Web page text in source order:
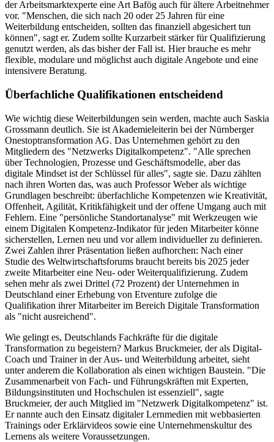
der Arbeitsmarktexperte eine Art Bafög auch für ältere Arbeitnehmer
vor. "Menschen, die sich nach 20 oder 25 Jahren für eine
Weiterbildung entscheiden, sollten das finanziell abgesichert tun
können", sagt er. Zudem sollte Kurzarbeit stärker für Qualifizierung
genutzt werden, als das bisher der Fall ist. Hier brauche es mehr
flexible, modulare und möglichst auch digitale Angebote und eine
intensivere Beratung.
Überfachliche Qualifikationen entscheidend
Wie wichtig diese Weiterbildungen sein werden, machte auch Saskia
Grossmann deutlich. Sie ist Akademieleiterin bei der Nürnberger
Onestoptransformation AG. Das Unternehmen gehört zu den
Mitgliedern des "Netzwerks Digitalkompetenz". "Alle sprechen
über Technologien, Prozesse und Geschäftsmodelle, aber das
digitale Mindset ist der Schlüssel für alles", sagte sie. Dazu zählten
nach ihren Worten das, was auch Professor Weber als wichtige
Grundlagen beschreibt: überfachliche Kompetenzen wie Kreativität,
Offenheit, Agilität, Kritikfähigkeit und der offene Umgang auch mit
Fehlern. Eine "persönliche Standortanalyse" mit Werkzeugen wie
einem Digitalen Kompetenz-Indikator für jeden Mitarbeiter könne
sicherstellen, Lernen neu und vor allem individueller zu definieren.
Zwei Zahlen ihrer Präsentation ließen aufhorchen: Nach einer
Studie des Weltwirtschaftsforums braucht bereits bis 2025 jeder
zweite Mitarbeiter eine Neu- oder Weiterqualifizierung. Zudem
sehen mehr als zwei Drittel (72 Prozent) der Unternehmen in
Deutschland einer Erhebung von Etventure zufolge die
Qualifikation ihrer Mitarbeiter im Bereich Digitale Transformation
als "nicht ausreichend".
Wie gelingt es, Deutschlands Fachkräfte für die digitale
Transformation zu begeistern? Markus Bruckmeier, der als Digital-
Coach und Trainer in der Aus- und Weiterbildung arbeitet, sieht
unter anderem die Kollaboration als einen wichtigen Baustein. "Die
Zusammenarbeit von Fach- und Führungskräften mit Experten,
Bildungsinstituten und Hochschulen ist essenziell", sagte
Bruckmeier, der auch Mitglied im "Netzwerk Digitalkompetenz" ist.
Er nannte auch den Einsatz digitaler Lernmedien mit webbasierten
Trainings oder Erklärvideos sowie eine Unternehmenskultur des
Lernens als weitere Voraussetzungen.